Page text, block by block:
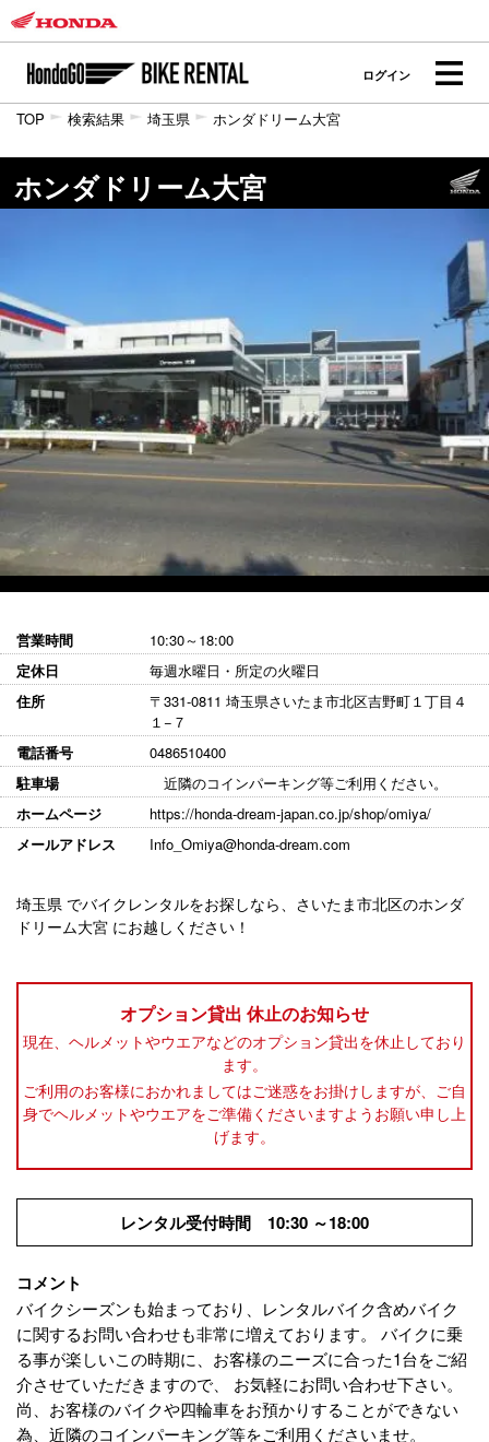
ログイン
TOP 検索結果 埼玉県 ホンダドリーム大宮
ホンダドリーム大宮
営業時間
10:30～18:00
定休日
毎週水曜日・所定の火曜日
住所
〒331-0811 埼玉県さいたま市北区吉野町１丁目４
１−７
電話番号
0486510400
駐車場
近隣のコインパーキング等ご利用ください。
ホームページ
https://honda-dream-japan.co.jp/shop/omiya/
メールアドレス
Info_Omiya@honda-dream.com
埼玉県 でバイクレンタルをお探しなら、さいたま市北区のホンダ
ドリーム大宮 にお越しください！
オプション貸出 休止のお知らせ
現在、ヘルメットやウエアなどのオプション貸出を休止しており
ます。
ご利用のお客様におかれましてはご迷惑をお掛けしますが、ご自
身でヘルメットやウエアをご準備くださいますようお願い申し上
げます。
レンタル受付時間 10:30 ～18:00
コメント
バイクシーズンも始まっており、レンタルバイク含めバイク
に関するお問い合わせも非常に増えております。 バイクに乗
る事が楽しいこの時期に、お客様のニーズに合った1台をご紹
介させていただきますので、 お気軽にお問い合わせ下さい。
尚、お客様のバイクや四輪車をお預かりすることができない
為、近隣のコインパーキング等をご利用くださいませ。